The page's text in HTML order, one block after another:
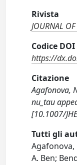
Rivista
JOURNAL
Codice DOI
https://
Citazione
Agafonova,
nu_tau
[10.1007/
Tutti gli
Agafonova,
A. Ben;